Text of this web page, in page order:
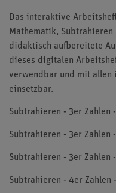
Das interaktive
Mathematik,
didaktisch aufbereitete
dieses digitalen
verwendbar und mit allen
einsetzbar.
Subtrahieren - 3er
Subtrahieren - 3er
Subtrahieren - 3er
Subtrahieren - 4er